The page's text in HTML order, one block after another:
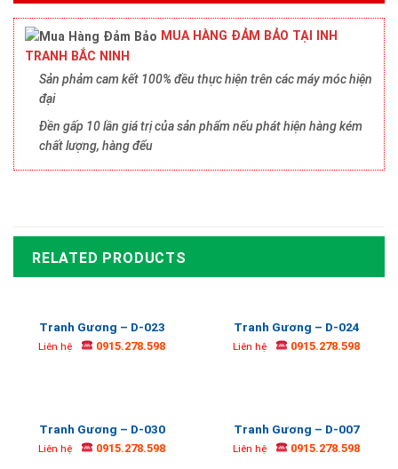
MUA HÀNG ĐẢM BẢO TẠI INH
TRANH BẮC NINH
Sản phảm cam kết 100% đều thực hiện trên các máy móc hiện
đại
Đền gấp 10 lần giá trị của sản phẩm nếu phát hiện hàng kém
chất lượng, hàng đểu
RELATED PRODUCTS
Tranh Gương – D-023
Liên hệ 0915.278.598
Tranh Gương – D-024
Liên hệ 0915.278.598
Tranh Gương – D-030
Liên hệ 0915.278.598
Tranh Gương – D-007
Liên hệ 0915.278.598